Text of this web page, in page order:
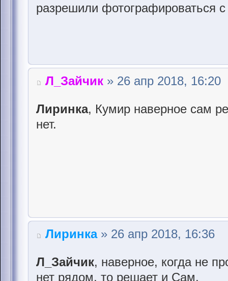
разрешили фотографироваться
Л_Зайчик » 26 апр 2018, 16:20
Лиринка, Кумир наверное сам
нет.
Лиринка» 26 апр 2018, 16:36
Л_Зайчик, наверное, когда не
нет рядом, то решает и Сам.